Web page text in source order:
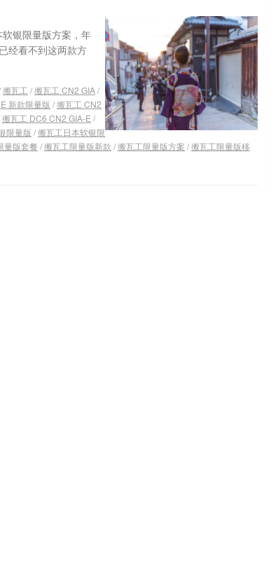
银限量版方案，年
经看不到这两款方
搬瓦工 /搬瓦工 CN2 GIA/
新款限量版 /搬瓦工 CN2
搬瓦工 DC6 CN2 GIA-E /
限量版 /搬瓦工日本软银限
量版套餐 /搬瓦工限量版新款 /搬瓦工限量版方案 /搬瓦工限量版移